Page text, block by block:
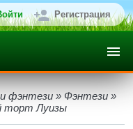
Регистрация
фэнтези » Фэнтези »
торт Луизы